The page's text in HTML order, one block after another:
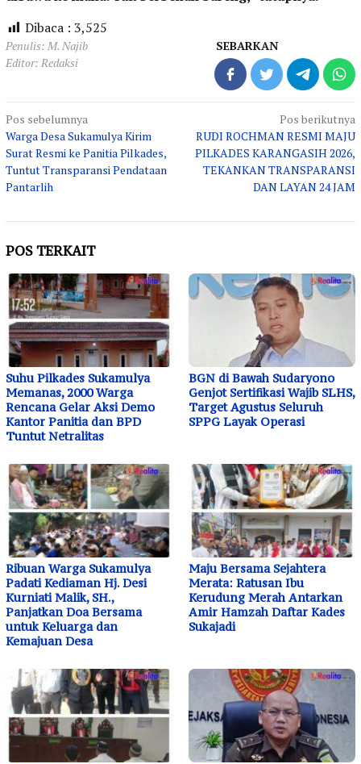
Dibaca : 3,525
Penulis: M. Najib
Editor: Redaksi
SEBARKAN
Navigasi
pos
Pos sebelumnya
Warga Desa Sukamulya Kirim
Surat Resmi ke Panitia Pilkades,
Tuntut Transparansi Pendataan
Pantarlih
Pos berikutnya
RUDI ROCHMAN RESMI MAJU
PILKADES KARANGASIH 2026,
TEKANKAN TRANSPARANSI
DAN LAYAN 24 JAM
POS TERKAIT
Suhu Pilkades Sukamulya
Memanas, 2000 Warga
Rencana Gelar Aksi Demo
Kantor Panitia dan BPD
Tuntut Netralitas
BGN di Bawah Sudaryono
Genjot Sertifikasi Wajib SLHS,
Target Agustus Seluruh
SPPG Layak Operasi
Ribuan Warga Sukamulya
Padati Kediaman Hj. Desi
Kurniati Malik, SH.,
Panjatkan Doa Bersama
untuk Keluarga dan
Kemajuan Desa
Maju Bersama Sejahtera
Merata: Ratusan Ibu
Kerudung Merah Antarkan
Amir Hamzah Daftar Kades
Sukajadi